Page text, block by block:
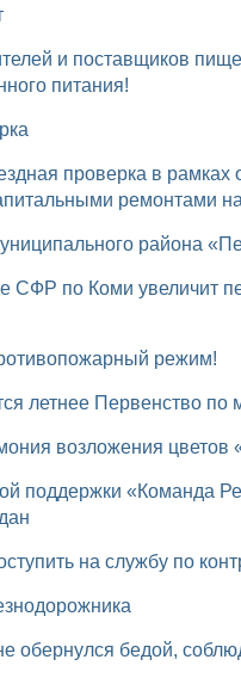
питания!
ремонтами
района
режим!
летнее Первенство по
возложения цветов
на службу по
обернулся бедой,